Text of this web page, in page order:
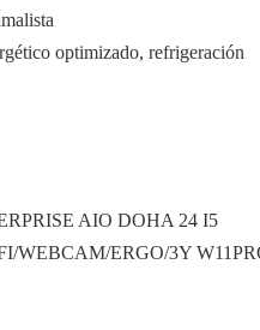
optimizado, refrigeración
AIO DOHA 24 I5
WEBCAM/ERGO/3Y